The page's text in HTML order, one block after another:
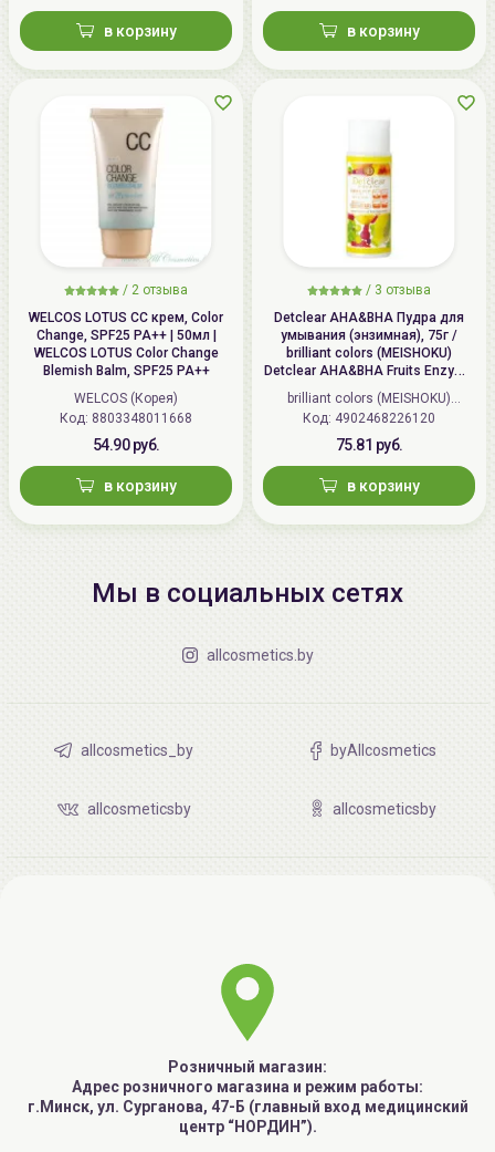
в корзину в корзину
/ 2 отзыва
WELCOS LOTUS СС крем, Color
Change, SPF25 PA++ | 50мл |
WELCOS LOTUS Color Change
Blemish Balm, SPF25 PA++
WELCOS (Корея)
Код: 8803348011668
54.90 руб.
в корзину
/ 3 отзыва
Detclear AHA&BHA Пудра для
умывания (энзимная), 75г /
brilliant colors (MEISHOKU)
Detclear AHA&BHA Fruits Enzyme
Powder Wash
brilliant colors (MEISHOKU)
(Япония)
Код: 4902468226120
75.81 руб.
в корзину
Мы в социальных сетях
allcosmetics.by
allcosmetics_by byAllcosmetics
allcosmeticsby allcosmeticsby
Розничный магазин:
Адрес розничного магазина и режим работы:
г.Минск, ул. Сурганова, 47-Б (главный вход медицинский
центр “НОРДИН”).